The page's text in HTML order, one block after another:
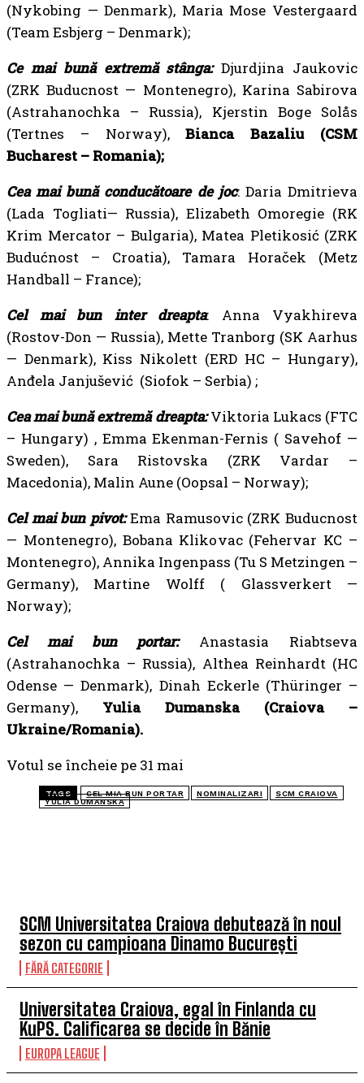
SCM Universitatea Craiova debutează în noul
sezon cu campioana Dinamo București
FĂRĂ CATEGORIE
Universitatea Craiova, egal în Finlanda cu
KuPS. Calificarea se decide în Bănie
EUROPA LEAGUE
(Nykobing — Denmark), Maria Mose Vestergaard
(Team Esbjerg – Denmark);
Ce mai bună extremă stânga:Djurdjina Jaukovic
(ZRK Buducnost — Montenegro), Karina Sabirova
(Astrahanochka – Russia), Kjerstin Boge Solås
(Tertnes – Norway),Bianca Bazaliu (CSM
Bucharest – Romania);
Cea mai bună conducătoare de joc: Daria Dmitrieva
(Lada Togliati— Russia), Elizabeth Omoregie (RK
Krim Mercator – Bulgaria), Matea Pletikosić (ZRK
Budućnost – Croatia), Tamara Horaček (Metz
Handball – France);
Cel mai bun inter dreapta: Anna Vyakhireva
(Rostov-Don — Russia), Mette Tranborg (SK Aarhus
— Denmark), Kiss Nikolett (ERD HC – Hungary),
Anđela Janjušević (Siofok – Serbia) ;
Cea mai bună extremă dreapta:Viktoria Lukacs (FTC
– Hungary) , Emma Ekenman-Fernis ( Savehof —
Sweden), Sara Ristovska (ZRK Vardar –
Macedonia), Malin Aune (Oopsal – Norway);
Cel mai bun pivot:Ema Ramusovic (ZRK Buducnost
— Montenegro), Bobana Klikovac (Fehervar KC –
Montenegro), Annika Ingenpass (Tu S Metzingen –
Germany), Martine Wolff ( Glassverkert —
Norway);
Cel mai bun portar: Anastasia Riabtseva
(Astrahanochka – Russia), Althea Reinhardt (HC
Odense — Denmark), Dinah Eckerle (Thüringer –
Germany), Yulia Dumanska (Craiova –
Ukraine/Romania).
Votul se încheie pe 31 mai
TAGS CEL MIA BUN PORTAR NOMINALIZARI
SCM CRAIOVA
YULIA DUMANSKA